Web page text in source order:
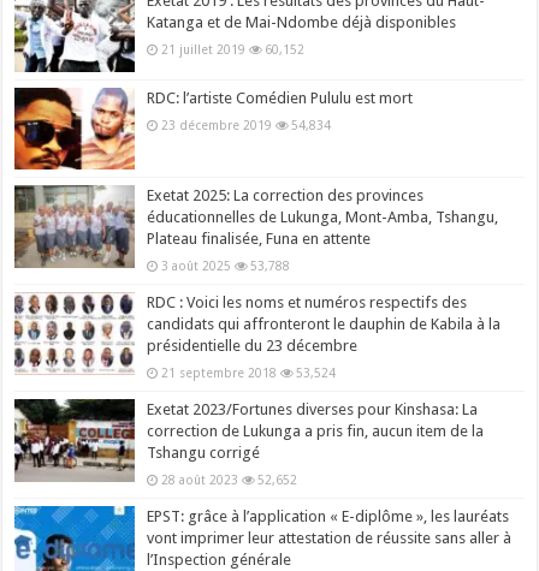
Katanga et de Mai-Ndombe déjà disponibles
21 juillet 2019 60,152
RDC: l’artiste Comédien Pululu est mort
23 décembre 2019 54,834
Exetat 2025: La correction des provinces
éducationnelles de Lukunga, Mont-Amba, Tshangu,
Plateau finalisée, Funa en attente
3 août 2025 53,788
RDC : Voici les noms et numéros respectifs des
candidats qui affronteront le dauphin de Kabila à la
présidentielle du 23 décembre
21 septembre 2018 53,524
Exetat 2023/Fortunes diverses pour Kinshasa: La
correction de Lukunga a pris fin, aucun item de la
Tshangu corrigé
28 août 2023 52,652
EPST: grâce à l’application « E-diplôme », les lauréats
vont imprimer leur attestation de réussite sans aller à
l’Inspection générale